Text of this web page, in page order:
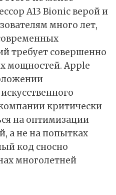
A13 Bionic верой и
много лет,
требует совершенно
мощностей. Apple
критически
на оптимизации
а не на попытках
код сносно
многолетней